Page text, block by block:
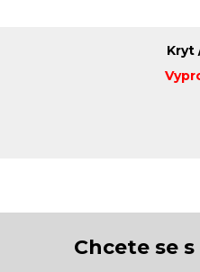
Kryt
Chcete se